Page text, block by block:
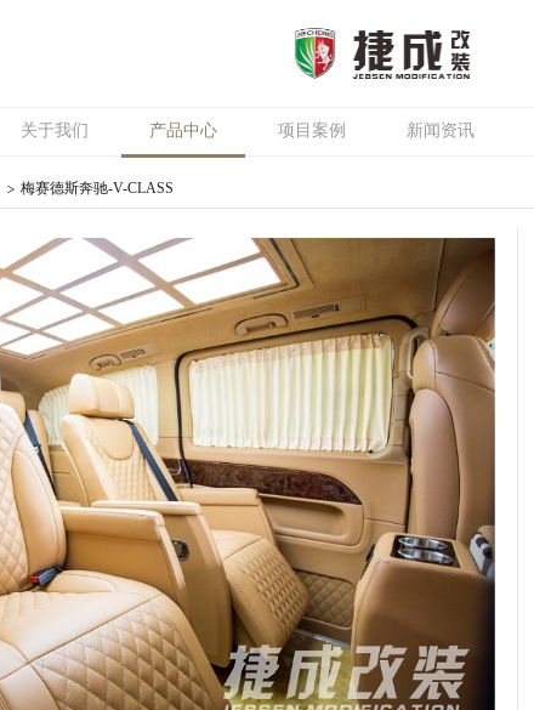
关于我们 产品中心 项目案例 新闻资讯
梅赛德斯奔驰-V-CLASS